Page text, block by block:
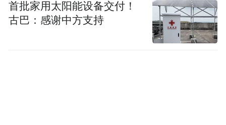
首批家用太阳能设备交付！
古巴：感谢中方支持